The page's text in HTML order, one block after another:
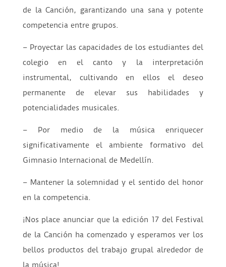
de la Canción, garantizando una sana y potente
competencia entre grupos.
– Proyectar las capacidades de los estudiantes del
colegio en el canto y la interpretación
instrumental, cultivando en ellos el deseo
permanente de elevar sus habilidades y
potencialidades musicales.
– Por medio de la música enriquecer
significativamente el ambiente formativo del
Gimnasio Internacional de Medellín.
– Mantener la solemnidad y el sentido del honor
en la competencia.
¡Nos place anunciar que la edición 17 del Festival
de la Canción ha comenzado y esperamos ver los
bellos productos del trabajo grupal alrededor de
la música!